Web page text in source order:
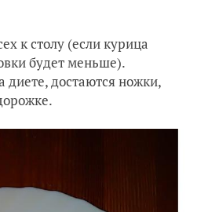
к столу (если курица
будет меньше).
достаются ножки,